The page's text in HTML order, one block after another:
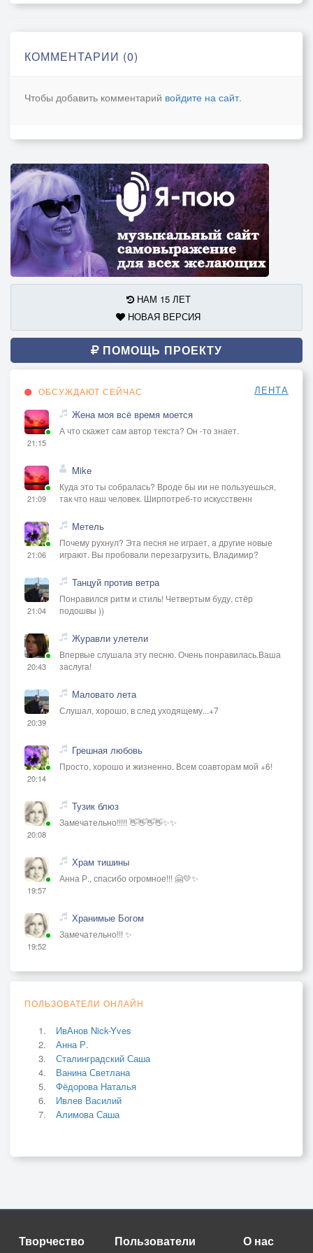
Оставляя стареющие наши сердца!
А время бежит, пролетает, спешит.
Но циферблат без души не утешит.
КОММЕНТАРИИ (0)
Чтобы добавить комментарий войдите на сайт.
НАМ 15 ЛЕТ
НОВАЯ ВЕРСИЯ
ПОМОЩЬ ПРОЕКТУ
ОБСУЖДАЮТ СЕЙЧАС ЛЕНТА
21:15
Жена моя всё время моется
А что скажет сам автор текста? Он -то знает.
21:09
Mike
Куда это ты собралась? Вроде бы ии не пользуешься,
так что наш человек. Ширпотреб-то искусственн
21:06
Метель
Почему рухнул? Эта песня не играет, а другие новые
играют. Вы пробовали перезагрузить, Владимир?
21:04
Танцуй против ветра
Понравился ритм и стиль! Четвертым буду, стёр
подошвы ))
20:43
Журавли улетели
Впервые слушала эту песню. Очень понравилась.Ваша
заслуга!
20:39
Маловато лета
Слушал, хорошо, в след уходящему...+7
20:14
Грешная любовь
Просто, хорошо и жизненно. Всем соавторам мой +6!
20:08
Тузик блюз
Замечательно!!!!! 👋👋👋👋✨✨
19:57
Храм тишины
Анна Р., спасибо огромное!!! 🤗💛✨
19:52
Хранимые Богом
Замечательно!!! ✨
ПОЛЬЗОВАТЕЛИ ОНЛАЙН
ИвАнов Nick-Yves
Анна Р.
Сталинградский Саша
Ванина Светлана
Фёдорова Наталья
Ивлев Василий
Алимова Саша
Творчество Пользователи О нас